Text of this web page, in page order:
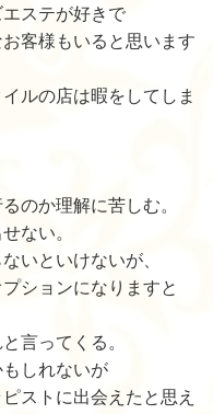
ステが好きで
客様もいると思います
ルの店は暇をしてしま
のか理解に苦しむ。
ない。
いといけないが、
ションになりますと
言ってくる。
しれないが
ストに出会えたと思え